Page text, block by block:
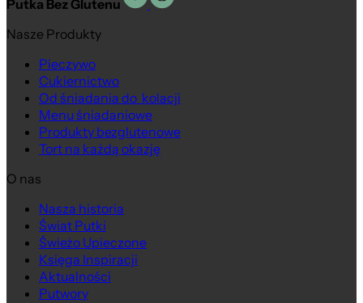
Putka Bez Glutenu
Nasze Produkty
Pieczywo
Cukiernictwo
Od śniadania do kolacji
Menu śniadaniowe
Produkty bezglutenowe
Tort na każdą okazję
O nas
Nasza historia
Świat Putki
Świeżo Upieczone
Księga Inspiracji
Aktualności
Putwory